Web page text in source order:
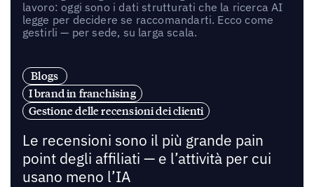
lavoro: oggi sono i dati strutturati che la ricerca AI
legge per decidere se raccomandarti. Ecco come
gestirli — per sede, su larga scala.
Blogs
I brand in franchising
Gestione delle recensioni dei clienti
Le recensioni sono il più grande pain
point degli affiliati — e l’attività per cui
usano meno l’IA